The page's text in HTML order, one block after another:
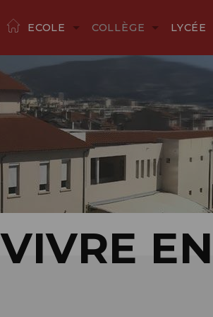
ECOLE COLLÈGE LYCÉE
VIVRE